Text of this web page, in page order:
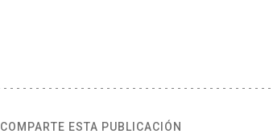
COMPARTE ESTA PUBLICACIÓN